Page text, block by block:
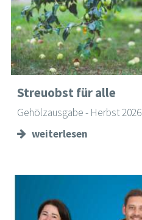
Streuobst für alle
Gehölzausgabe - Herbst 2026
weiterlesen